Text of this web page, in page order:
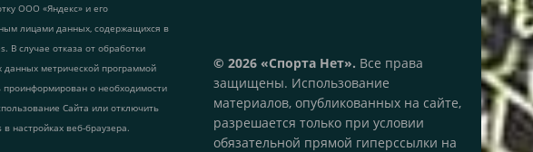
ООО «Яндекс» и его
лицами данных, содержащихся в
В случае отказа от обработки
данных метрической программой
проинформирован о необходимости
Сайта или отключить
настройках веб-браузера.
© 2026 «Спорта Нет». Все права
защищены. Использование
материалов, опубликованных на сайте,
разрешается только при условии
обязательной прямой гиперссылки на